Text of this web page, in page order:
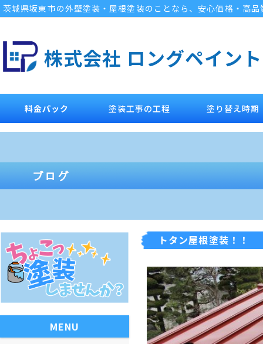
茨城県坂東市の外壁塗装・屋根塗装のことなら、安心価格・高
株式会社 ロングペイント
料金パック 塗装工事の工程 塗り替え時期
トタン屋根塗装！！
MENU